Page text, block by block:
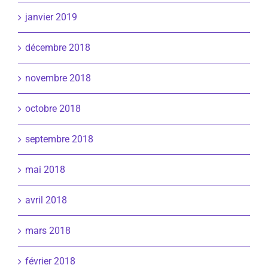
janvier 2019
décembre 2018
novembre 2018
octobre 2018
septembre 2018
mai 2018
avril 2018
mars 2018
février 2018